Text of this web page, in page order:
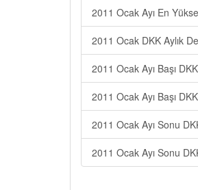
2011 Ocak Ayı En
2011 Ocak DKK Aylık
2011 Ocak Ayı Başı
2011 Ocak Ayı Başı
2011 Ocak Ayı Sonu
2011 Ocak Ayı Sonu